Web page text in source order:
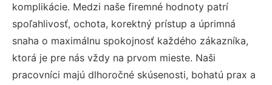
komplikácie. Medzi naše firemné hodnoty patrí
spoľahlivosť, ochota, korektný prístup a úprimná
snaha o maximálnu spokojnosť každého zákazníka,
ktorá je pre nás vždy na prvom mieste. Naši
pracovníci majú dlhoročné skúsenosti, bohatú prax a